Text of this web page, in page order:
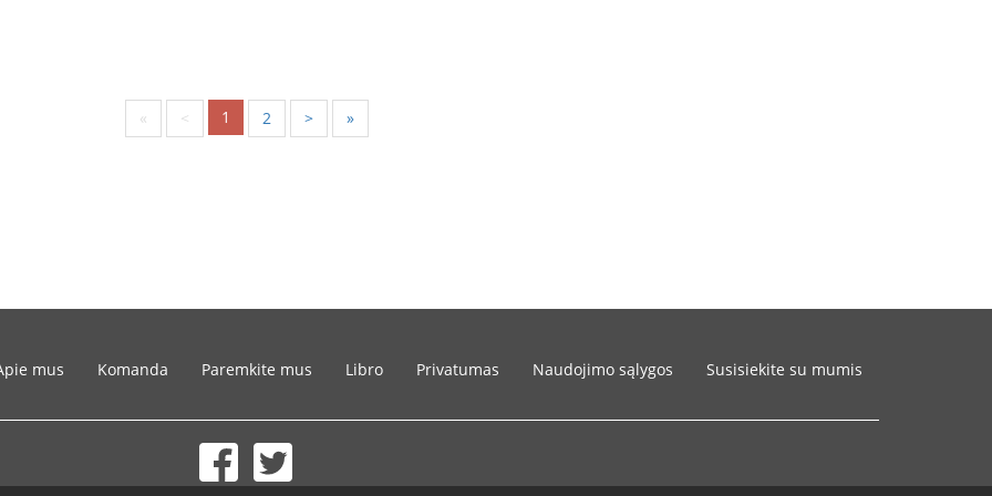
« < 1 2 > »
mus Komanda Paremkite mus Libro Privatumas Naudojimo sąlygos Susisiekite su mumis